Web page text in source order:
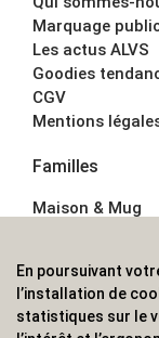
Marquage
Les actus ALVS
Goodies
CGV
Mentions
Familles
Maison & Mug
Écriture
Bagagerie sacs
En poursuivant
l’installation de
statistiques sur le